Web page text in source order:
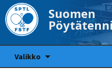
Suomen
Valikko